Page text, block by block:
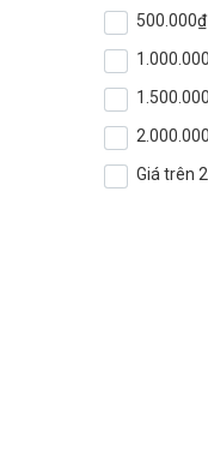
Giá trên